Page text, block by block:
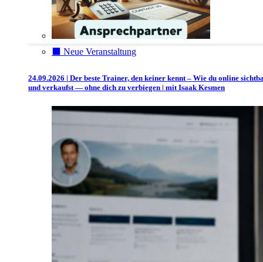
⬛️ Neue Veranstaltung
24.09.2026 | Der beste Trainer, den keiner kennt – Wie du online
und verkaufst — ohne dich zu verbiegen | mit Isaak Kesmen